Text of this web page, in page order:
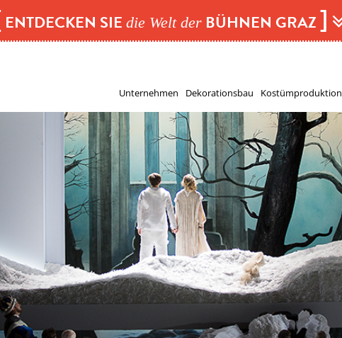
ENTDECKEN SIE die Welt derBÜHNEN GRAZ]
Unternehmen Dekorationsbau Kostümproduktion